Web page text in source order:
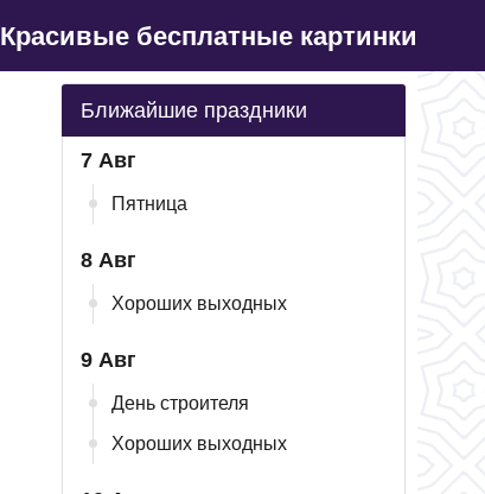
Красивые бесплатные картинки
Ближайшие праздники
7 Авг
Пятница
8 Авг
Хороших выходных
9 Авг
День строителя
Хороших выходных